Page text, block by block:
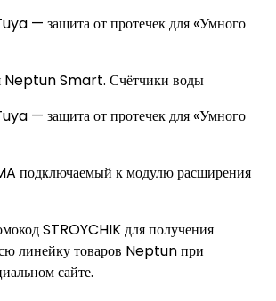
Neptun Smart. Счётчики воды
подключаемый к модулю расширения
STROYCHIK для получения
линейку товаров Neptun при
сайте.